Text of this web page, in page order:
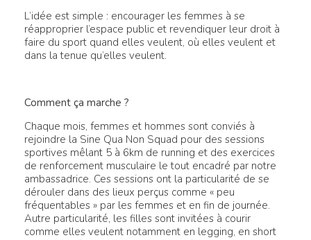
L’idée est simple : encourager les femmes à se
réapproprier l’espace public et revendiquer leur droit à
faire du sport quand elles veulent, où elles veulent et
dans la tenue qu’elles veulent.
Comment ça marche ?
Chaque mois, femmes et hommes sont conviés à
rejoindre la Sine Qua Non Squad pour des sessions
sportives mêlant 5 à 6km de running et des exercices
de renforcement musculaire le tout encadré par notre
ambassadrice. Ces sessions ont la particularité de se
dérouler dans des lieux perçus comme « peu
fréquentables » par les femmes et en fin de journée.
Autre particularité, les filles sont invitées à courir
comme elles veulent notamment en legging, en short